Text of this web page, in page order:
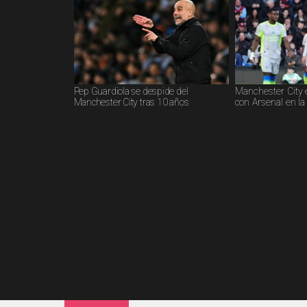
Pep Guardiola se despide del
Manchester City tras 10 años
Manchester City
con Arsenal en